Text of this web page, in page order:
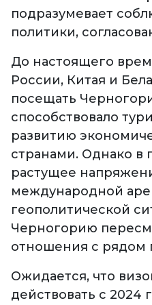
подразумевает
политики,
До настоящего
России, Китая и
посещать
способствовало
развитию
странами. Однако в
растущее
международной
геополитической
Черногорию
отношения с рядом
Ожидается, что
действовать с 2024